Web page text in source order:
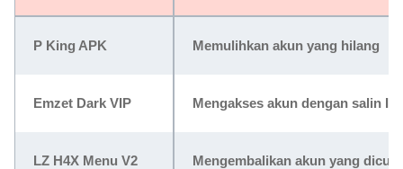
P King APK Memulihkan akun yang hilang
Emzet Dark VIP Mengakses akun dengan salin ID
LZ H4X Menu V2 Mengembalikan akun yang dicuri